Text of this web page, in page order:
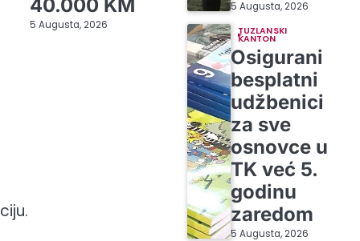
40.000 KM
5 Augusta, 2026
5 Augusta, 2026
TUZLANSKI
KANTON
Osigurani
besplatni
udžbenici
za sve
osnovce u
TK već 5.
godinu
zaredom
5 Augusta, 2026